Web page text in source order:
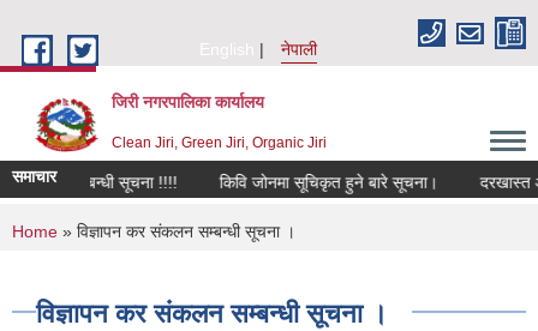
English
नेपाली
जिरी नगरपालिका कार्यालय
Clean Jiri, Green Jiri, Organic Jiri
समाचार
गर्ने सम्बन्धी सूचना !!!! किवि जोनमा सूचिकृत हुने बारे सूचना। दरखास्त
You are here
Home » विज्ञापन कर संकलन सम्बन्धी सूचना ।
विज्ञापन कर संकलन सम्बन्धी सूचना ।